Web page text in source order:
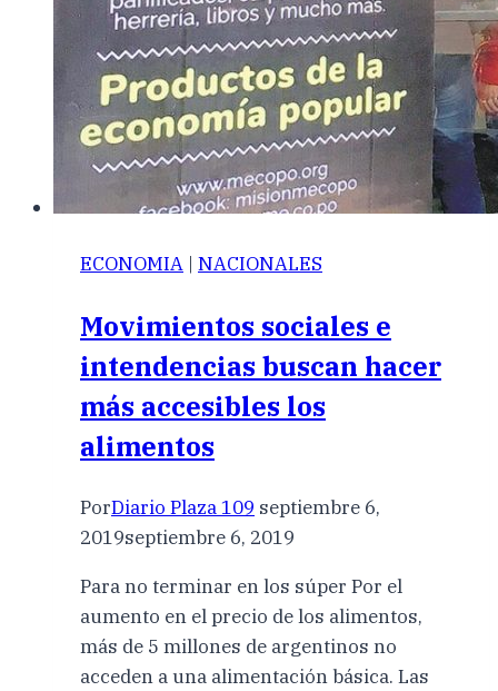
ECONOMIA | NACIONALES
Movimientos sociales e
intendencias buscan hacer
más accesibles los
alimentos
PorDiario Plaza 109 septiembre 6,
2019septiembre 6, 2019
Para no terminar en los súper Por el
aumento en el precio de los alimentos,
más de 5 millones de argentinos no
acceden a una alimentación básica. Las